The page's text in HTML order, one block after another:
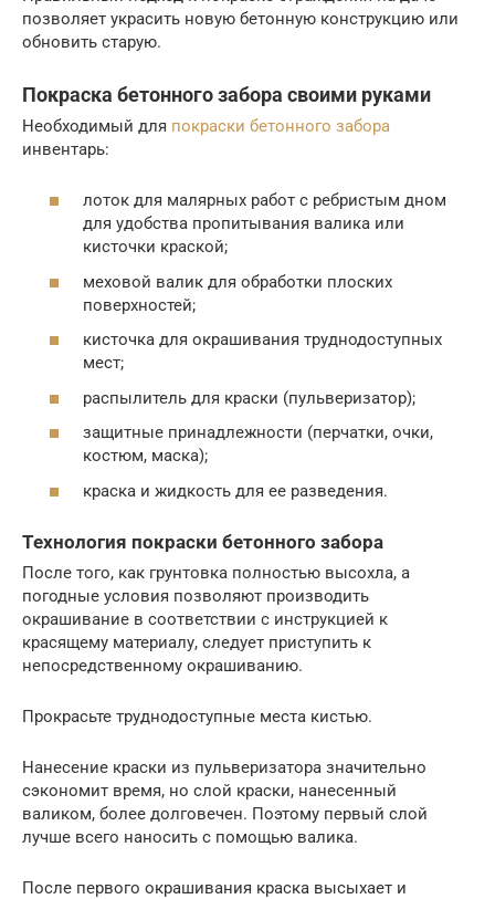
позволяет украсить новую бетонную конструкцию или
обновить старую.
Покраска бетонного забора своими руками
Необходимый для покраски бетонного забора
инвентарь:
лоток для малярных работ с ребристым дном
для удобства пропитывания валика или
кисточки краской;
меховой валик для обработки плоских
поверхностей;
кисточка для окрашивания труднодоступных
мест;
распылитель для краски (пульверизатор);
защитные принадлежности (перчатки, очки,
костюм, маска);
краска и жидкость для ее разведения.
Технология покраски бетонного забора
После того, как грунтовка полностью высохла, а
погодные условия позволяют производить
окрашивание в соответствии с инструкцией к
красящему материалу, следует приступить к
непосредственному окрашиванию.
Прокрасьте труднодоступные места кистью.
Нанесение краски из пульверизатора значительно
сэкономит время, но слой краски, нанесенный
валиком, более долговечен. Поэтому первый слой
лучше всего наносить с помощью валика.
После первого окрашивания краска высыхает и